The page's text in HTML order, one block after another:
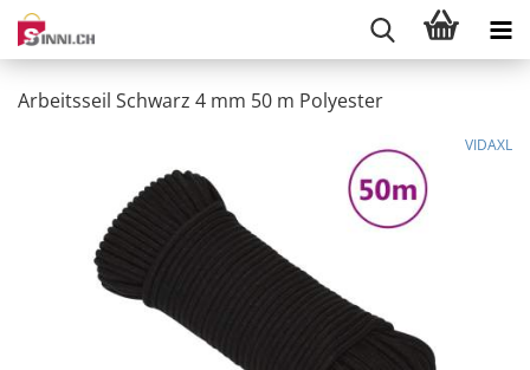
Arbeitsseil Schwarz 4 mm 50 m Polyester
VIDAXL